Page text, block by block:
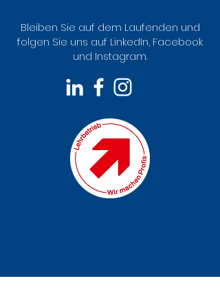
Bleiben Sie auf dem Laufenden und
folgen Sie uns auf LinkedIn, Facebook
und Instagram.